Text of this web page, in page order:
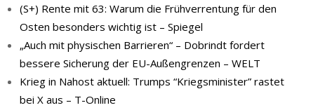
(S+) Rente mit 63: Warum die Frühverrentung für den
Osten besonders wichtig ist – Spiegel
„Auch mit physischen Barrieren“ – Dobrindt fordert
bessere Sicherung der EU-Außengrenzen – WELT
Krieg in Nahost aktuell: Trumps “Kriegsminister” rastet
bei X aus – T-Online